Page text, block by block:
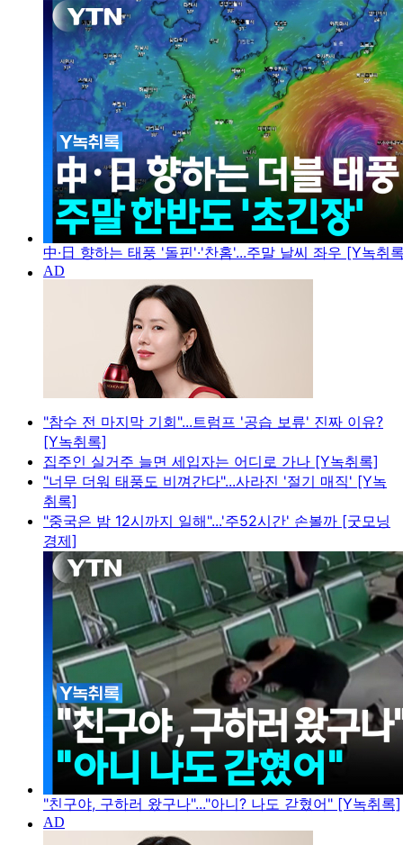
中·日 향하는 태풍 '돌핀'·'찬홈'...주말 날씨 좌우 [Y녹취
"참수 전 마지막 기회"...트럼프 '공습 보류' 진짜 이유?
[Y녹취록]
집주인 실거주 늘면 세입자는 어디로 가나 [Y녹취록]
"너무 더워 태풍도 비껴간다"...사라진 '절기 매직' [Y녹
취록]
"중국은 밤 12시까지 일해"...'주52시간' 손볼까 [굿모닝
경제]
"친구야, 구하러 왔구나"..."아니? 나도 갇혔어" [Y녹취록]